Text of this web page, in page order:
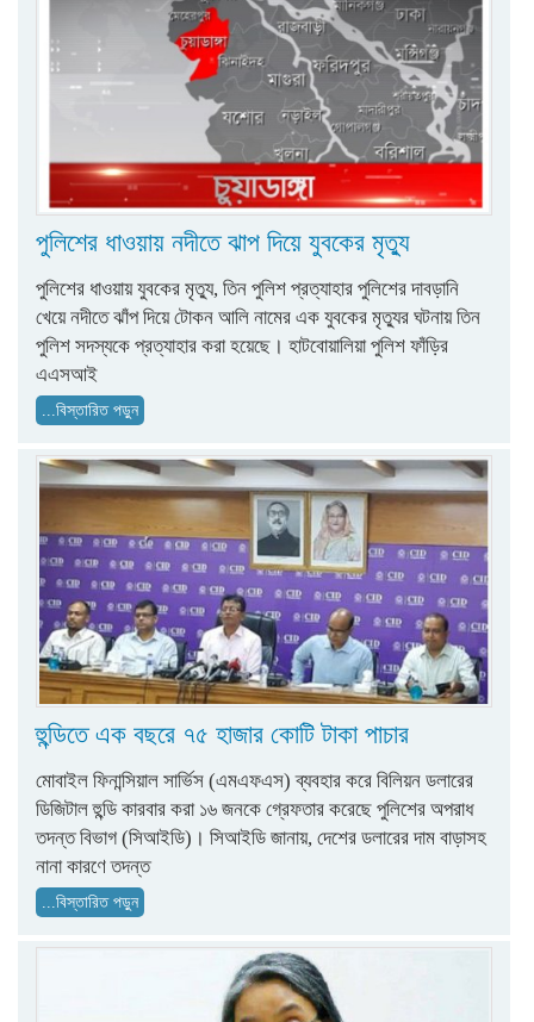
পুলিশের ধাওয়ায় নদীতে ঝাপ দিয়ে যুবকের মৃত্যু
পুলিশের ধাওয়ায় যুবকের মৃত্যু, তিন পুলিশ প্রত্যাহার পুলিশের দাবড়ানি
খেয়ে নদীতে ঝাঁপ দিয়ে টোকন আলি নামের এক যুবকের মৃত্যুর ঘটনায় তিন
পুলিশ সদস্যকে প্রত্যাহার করা হয়েছে। হাটবোয়ালিয়া পুলিশ ফাঁড়ির
এএসআই
...বিস্তারিত পড়ুন
হুন্ডিতে এক বছরে ৭৫ হাজার কোটি টাকা পাচার
মোবাইল ফিনান্সিয়াল সার্ভিস (এমএফএস) ব্যবহার করে বিলিয়ন ডলারের
ডিজিটাল হুন্ডি কারবার করা ১৬ জনকে গ্রেফতার করেছে পুলিশের অপরাধ
তদন্ত বিভাগ (সিআইডি)। সিআইডি জানায়, দেশের ডলারের দাম বাড়াসহ
নানা কারণে তদন্ত
...বিস্তারিত পড়ুন